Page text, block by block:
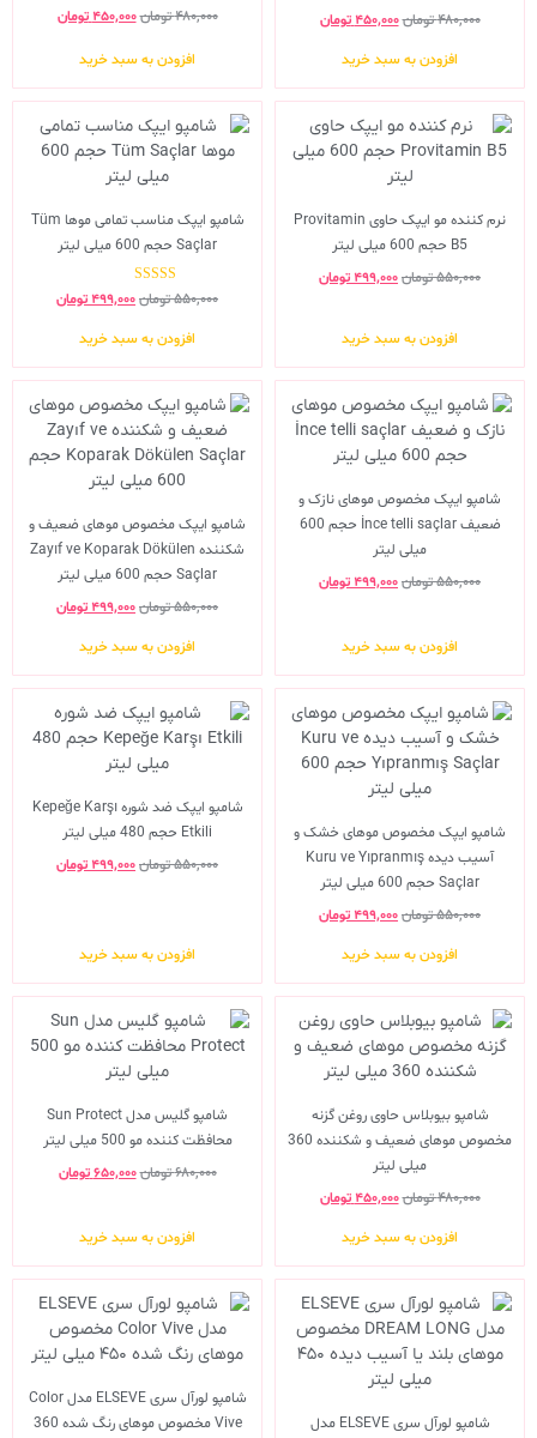
۴۸۰,۰۰۰تومان۴۵۰,۰۰۰تومان
افزودن به سبد خرید
نمره
5.00
۴۸۰,۰۰۰تومان۴۵۰,۰۰۰تومان
افزودن به سبد خرید
نرم کننده مو ایپک حاوی Provitamin
B5 حجم 600 میلی لیتر
۵۵۰,۰۰۰تومان۴۹۹,۰۰۰تومان
افزودن به سبد خرید
شامپو ایپک مناسب تمامی موها Tüm
Saçlar حجم 600 میلی لیتر
نمره
3.00
۵۵۰,۰۰۰تومان۴۹۹,۰۰۰تومان
افزودن به سبد خرید
شامپو ایپک مخصوص موهای نازک و
ضعیف İnce telli saçlar حجم 600
میلی لیتر
۵۵۰,۰۰۰تومان۴۹۹,۰۰۰تومان
افزودن به سبد خرید
شامپو ایپک مخصوص موهای ضعیف و
شکننده Zayıf ve Koparak Dökülen
Saçlar حجم 600 میلی لیتر
۵۵۰,۰۰۰تومان۴۹۹,۰۰۰تومان
افزودن به سبد خرید
شامپو ایپک مخصوص موهای خشک و
آسیب دیده Kuru ve Yıpranmış
Saçlar حجم 600 میلی لیتر
۵۵۰,۰۰۰تومان۴۹۹,۰۰۰تومان
افزودن به سبد خرید
شامپو ایپک ضد شوره Kepeğe Karşı
Etkili حجم 480 میلی لیتر
۵۵۰,۰۰۰تومان۴۹۹,۰۰۰تومان
افزودن به سبد خرید
شامپو بیوبلاس حاوی روغن گزنه
مخصوص موهای ضعیف و شکننده 360
میلی لیتر
۴۸۰,۰۰۰تومان۴۵۰,۰۰۰تومان
افزودن به سبد خرید
شامپو گلیس مدل Sun Protect
محافظت کننده مو 500 میلی لیتر
۶۸۰,۰۰۰تومان۶۵۰,۰۰۰تومان
افزودن به سبد خرید
شامپو لورآل سری ELSEVE مدل
شامپو لورآل سری ELSEVE مدل Color
Vive مخصوص موهای رنگ شده 360